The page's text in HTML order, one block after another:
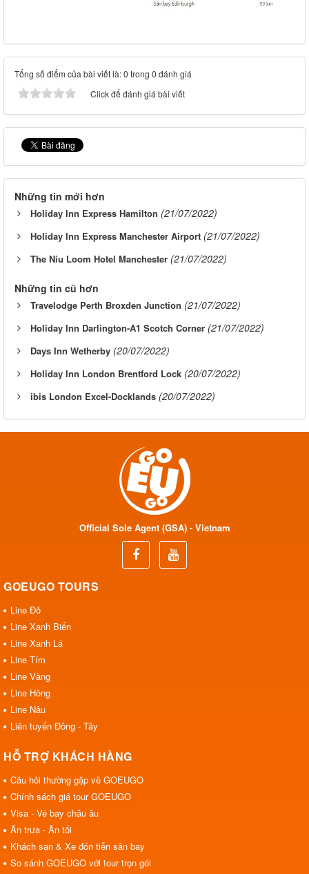
Tổng số điểm của bài viết là: 0 trong 0 đánh giá
Click để đánh giá bài viết
Những tin mới hơn
Holiday Inn Express Hamilton (21/07/2022)
Holiday Inn Express Manchester Airport (21/07/2022)
The Niu Loom Hotel Manchester (21/07/2022)
Những tin cũ hơn
Travelodge Perth Broxden Junction (21/07/2022)
Holiday Inn Darlington-A1 Scotch Corner (21/07/2022)
Days Inn Wetherby (20/07/2022)
Holiday Inn London Brentford Lock (20/07/2022)
ibis London Excel-Docklands (20/07/2022)
Official Sole Agent (GSA) - Vietnam
GOEUGO TOURS
Line Đỏ
Line Xanh Biển
Line Xanh Lá
Line Tím
Line Vàng
Line Hồng
Line Nâu
Liên tuyến Đông - Tây
HỖ TRỢ KHÁCH HÀNG
Câu hỏi thường gặp về GOEUGO
Chính sách giá tour GOEUGO
Visa - Vé bay châu âu
Ăn trưa - Ăn tối
Khách sạn & Xe đón tiễn sân bay
So sánh GOEUGO với tour trọn gói